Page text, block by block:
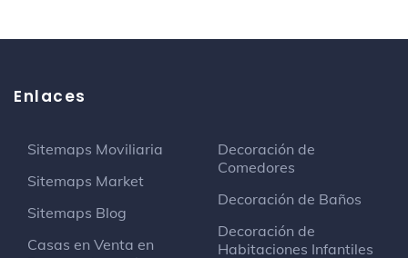
Barrancabermeja ubicado en la Barrio María
Eugenia Calle 43#57-04 Barrancabermeja,
Eugenia Calle 43#57-04 Barrancabermeja, Arte y
entretenimiento como Sala de Xbox Chan ubicado
en la Barrio María Eugenia Calle 43#57-04
Barrancabermeja, Cerveceras como Butaka Beer
Market localizado en la Carrera 64 # 41 A
Enlaces
Sitemaps Moviliaria
Sitemaps Market
Sitemaps Blog
Casas en Venta en
Decoración de
Comedores
Decoración de Baños
Decoración de
Habitaciones Infantiles